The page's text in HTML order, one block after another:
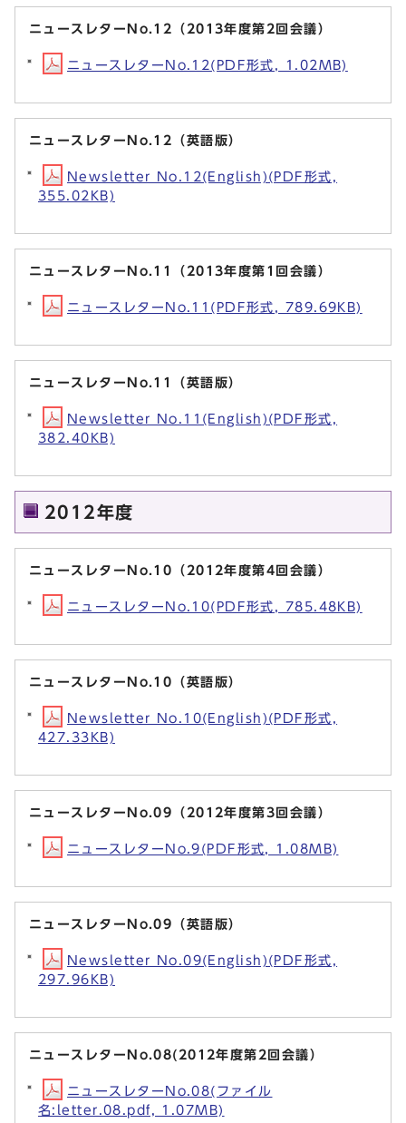
ニュースレターNo.12（2013年度第2回会議）
ニュースレターNo.12(PDF形式, 1.02MB)
ニュースレターNo.12（英語版）
Newsletter No.12(English)(PDF形式,
355.02KB)
ニュースレターNo.11（2013年度第1回会議）
ニュースレターNo.11(PDF形式, 789.69KB)
ニュースレターNo.11（英語版）
Newsletter No.11(English)(PDF形式,
382.40KB)
2012年度
ニュースレターNo.10（2012年度第4回会議）
ニュースレターNo.10(PDF形式, 785.48KB)
ニュースレターNo.10（英語版）
Newsletter No.10(English)(PDF形式,
427.33KB)
ニュースレターNo.09（2012年度第3回会議）
ニュースレターNo.9(PDF形式, 1.08MB)
ニュースレターNo.09（英語版）
Newsletter No.09(English)(PDF形式,
297.96KB)
ニュースレターNo.08(2012年度第2回会議）
ニュースレターNo.08(ファイル
名:letter.08.pdf, 1.07MB)